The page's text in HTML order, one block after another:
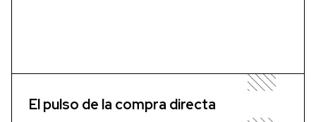
El pulso de la compra directa